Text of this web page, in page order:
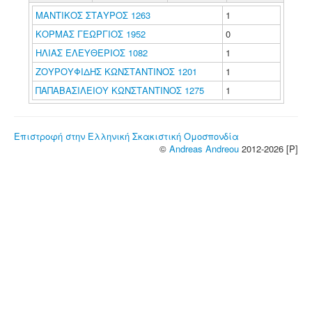
ΜΑΝΤΙΚΟΣ ΣΤΑΥΡΟΣ 1263
1
ΚΟΡΜΑΣ ΓΕΩΡΓΙΟΣ 1952
0
ΗΛΙΑΣ ΕΛΕΥΘΕΡΙΟΣ 1082
1
ΖΟΥΡΟΥΦΙΔΗΣ ΚΩΝΣΤΑΝΤΙΝΟΣ 1201
1
ΠΑΠΑΒΑΣΙΛΕΙΟΥ ΚΩΝΣΤΑΝΤΙΝΟΣ 1275
1
Επιστροφή στην Ελληνική Σκακιστική Ομοσπονδία
© Andreas Andreou 2012-2026 [P]